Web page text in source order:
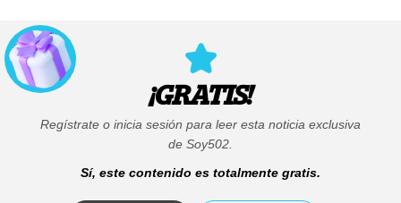
¡GRATIS!
Regístrate o inicia sesión para leer esta noticia exclusiva
de Soy502.
Sí, este contenido es totalmente gratis.